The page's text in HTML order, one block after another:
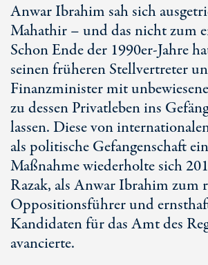
Anwar Ibrahim sah sich
Mahathir – und das nicht zum
Schon Ende der 1990er-Jahre
seinen früheren Stellvertreter
Finanzminister mit
zu dessen Privatleben ins
lassen. Diese von
als politische Gefangenschaft
Maßnahme wiederholte sich
Razak, als Anwar Ibrahim zum
Oppositionsführer und
Kandidaten für das Amt des
avancierte.